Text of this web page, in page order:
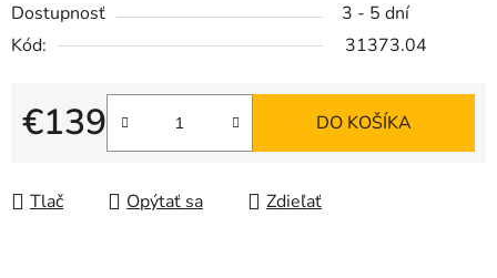
Dostupnosť
3 - 5 dní
Kód:
31373.04
€139
Jednotková cena:
DO KOŠÍKA
Tlač Opýtať sa Zdieľať